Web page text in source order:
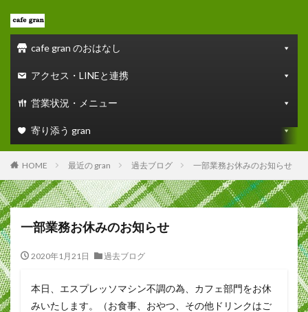
cafe gran のおはなし
アクセス・LINEと連携
営業状況・メニュー
寄り添う gran
HOME 最近の gran 過去ブログ 一部業務お休みのお知らせ
一部業務お休みのお知らせ
2020年1月21日 過去ブログ
本日、エスプレッソマシン不調の為、カフェ部門をお休
みいたします。（お食事、おやつ、その他ドリンクはご